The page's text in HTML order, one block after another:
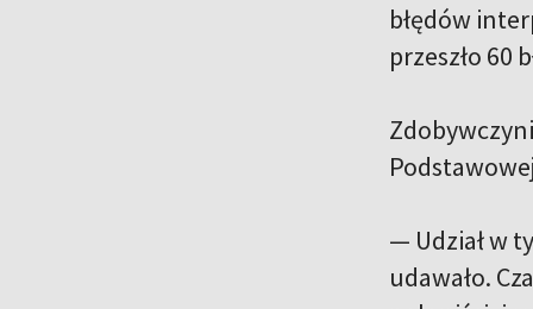
błędów
przeszło 60
— Udział w
udawało.